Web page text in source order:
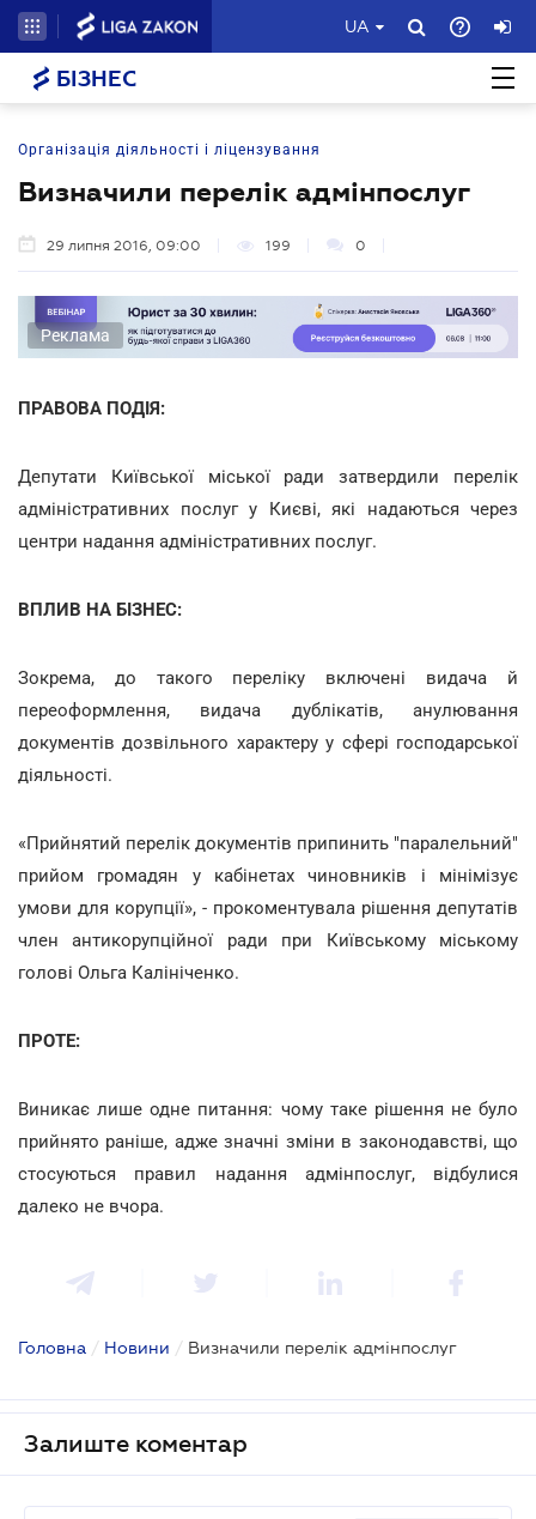
UA
БІЗНЕС
Організація діяльності і ліцензування
Визначили перелік адмінпослуг
29 липня 2016, 09:00 199 0
Реклама
ПРАВОВА ПОДІЯ:
Депутати Київської міської ради затвердили перелік
адміністративних послуг у Києві, які надаються через
центри надання адміністративних послуг.
ВПЛИВ НА БІЗНЕС:
Зокрема, до такого переліку включені видача й
переоформлення, видача дублікатів, анулювання
документів дозвільного характеру у сфері господарської
діяльності.
«Прийнятий перелік документів припинить "паралельний"
прийом громадян у кабінетах чиновників і мінімізує
умови для корупції», - прокоментувала рішення депутатів
член антикорупційної ради при Київському міському
голові Ольга Калініченко.
ПРОТЕ:
Виникає лише одне питання: чому таке рішення не було
прийнято раніше, адже значні зміни в законодавстві, що
стосуються правил надання адмінпослуг, відбулися
далеко не вчора.
Головна / Новини / Визначили перелік адмінпослуг
Залиште коментар